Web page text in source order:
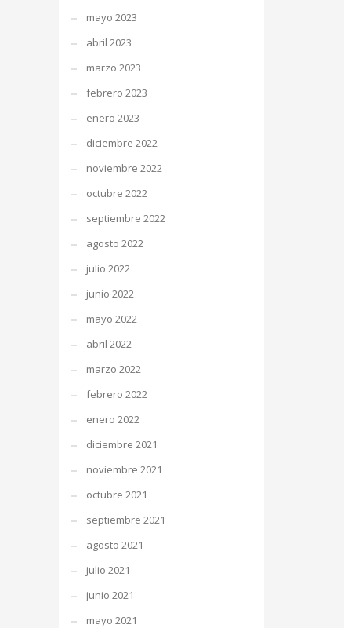
mayo 2023
abril 2023
marzo 2023
febrero 2023
enero 2023
diciembre 2022
noviembre 2022
octubre 2022
septiembre 2022
agosto 2022
julio 2022
junio 2022
mayo 2022
abril 2022
marzo 2022
febrero 2022
enero 2022
diciembre 2021
noviembre 2021
octubre 2021
septiembre 2021
agosto 2021
julio 2021
junio 2021
mayo 2021